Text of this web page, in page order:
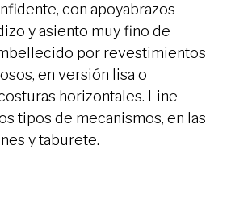
con apoyabrazos
y asiento muy fino de
por revestimientos
en versión lisa o
horizontales. Line
tipos de mecanismos, en las
y taburete.